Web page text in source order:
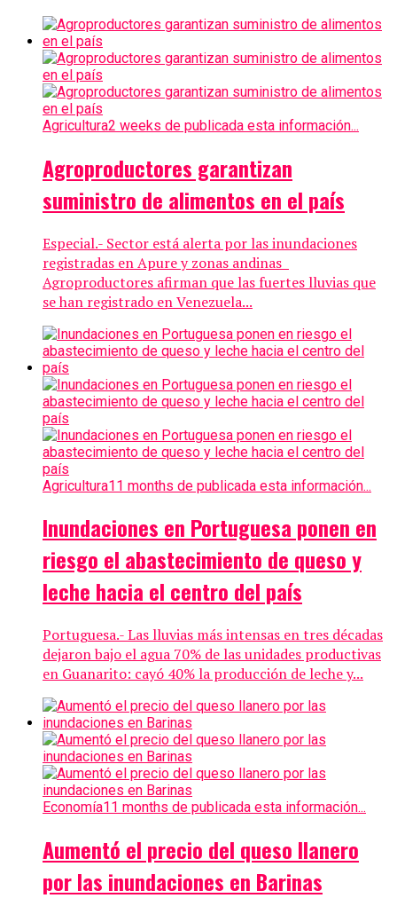
Agricultura2 weeks de publicada esta información...
Agroproductores garantizan
suministro de alimentos en el país
Especial.- Sector está alerta por las inundaciones
registradas en Apure y zonas andinas
Agroproductores afirman que las fuertes lluvias que
se han registrado en Venezuela...
Agricultura11 months de publicada esta información...
Inundaciones en Portuguesa ponen en
riesgo el abastecimiento de queso y
leche hacia el centro del país
Portuguesa.- Las lluvias más intensas en tres décadas
dejaron bajo el agua 70% de las unidades productivas
en Guanarito: cayó 40% la producción de leche y...
Economía11 months de publicada esta información...
Aumentó el precio del queso llanero
por las inundaciones en Barinas